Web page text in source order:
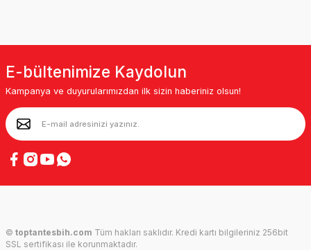
E-bültenimize Kaydolun
Kampanya ve duyurularımızdan ilk sizin haberiniz olsun!
© toptantesbih.com Tüm hakları saklıdır. Kredi kartı bilgileriniz 256bit
SSL sertifikası ile korunmaktadır.